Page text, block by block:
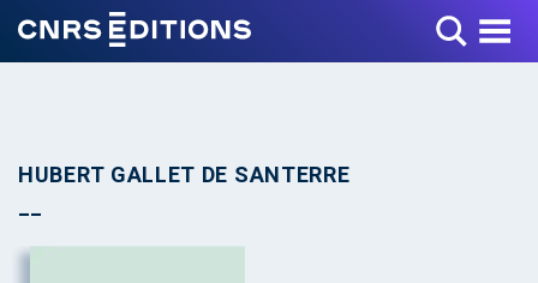
Toggle Menu
HUBERT GALLET DE SANTERRE